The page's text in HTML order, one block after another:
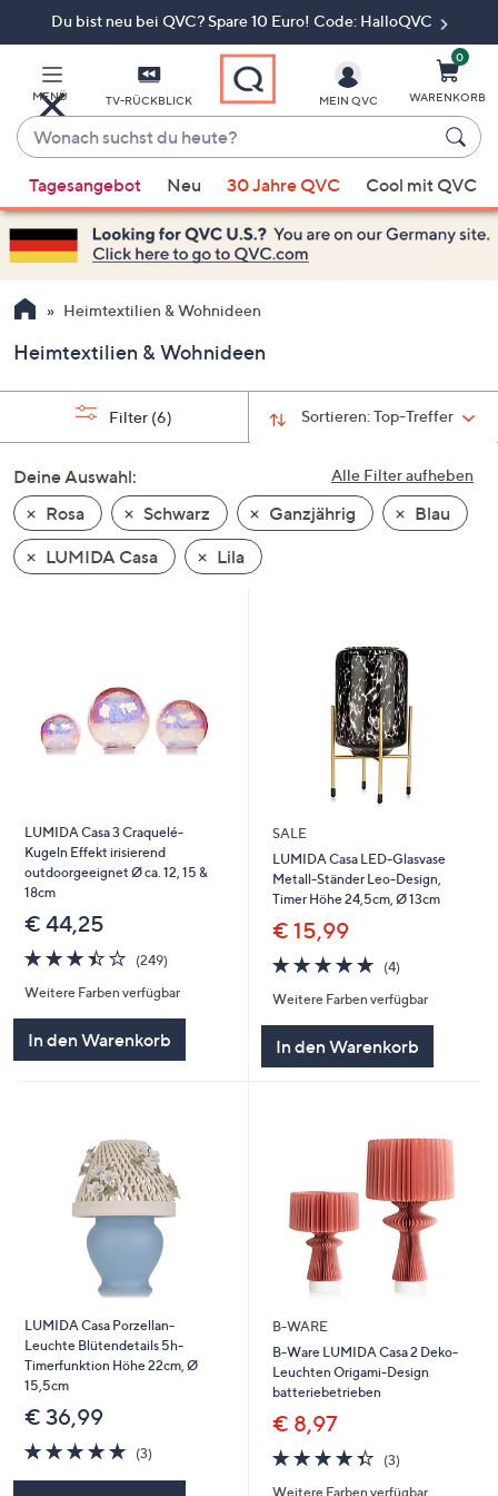
Du bist neu bei QVC? Spare 10 Euro! Code: HalloQVC
MENÜ TV-RÜCKBLICK
Wonach
suchst
du
heute?
Vorschläge
verfügbar
sind,
verwenden
Sie
Pfeiltasten
nach
und
nach
unten
oder
wischen
Sie
bzw.
rechts,
anzuzeigen.
MEIN QVC
0
WARENKORB
Tagesangebot Neu 30 Jahre QVC Cool mit QVC
Heimtextilien & Wohnideen
Heimtextilien & Wohnideen
Sortieren:Top-Treffer
Filter (6)
Alle Filter aufheben
Deine Auswahl:
Rosa
Schwarz Ganzjährig
Blau
LUMIDA Casa
Lila
LUMIDA Casa 3 Craquelé-
Kugeln Effekt irisierend
outdoorgeeignet Ø ca. 12, 15 &
18cm
€ 44,25
3.4
von
5
(249)249
Weitere Farben verfügbar
In den Warenkorb
SALE
LUMIDA Casa LED-Glasvase
Metall-Ständer Leo-Design,
Timer Höhe 24,5cm, Ø 13cm
€ 15,99
5.0
von
5
(4)4
Weitere Farben verfügbar
In den Warenkorb
LUMIDA Casa Porzellan-
Leuchte Blütendetails 5h-
Timerfunktion Höhe 22cm, Ø
15,5cm
€ 36,99
5.0
von
(3)3
B-WARE
B-Ware LUMIDA Casa 2 Deko-
Leuchten Origami-Design
batteriebetrieben
€ 8,97
4.3
von
(3)3
Weitere Farben verfügbar